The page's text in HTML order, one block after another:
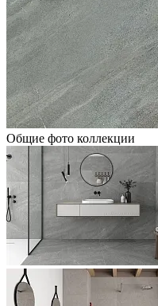
Общие фото коллекции